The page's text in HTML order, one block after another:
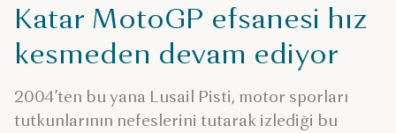
Katar MotoGP efsanesi hız
kesmeden devam ediyor
2004’ten bu yana Lusail Pisti, motor sporları
tutkunlarının nefeslerini tutarak izlediği bu